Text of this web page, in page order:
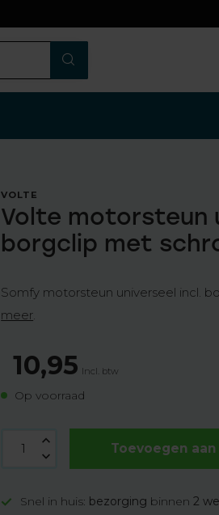
VOLTE
Volte motorsteun
borgclip met
Somfy motorsteun universeel incl.
meer.
10,95 Incl. btw
Op voorraad
Toevoegen
Snel in huis: bezorging binnen2